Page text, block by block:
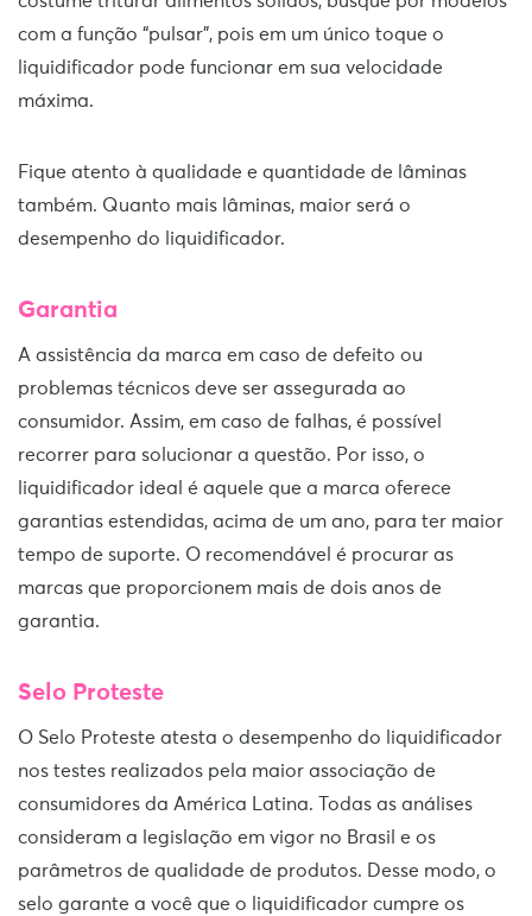
com a função “pulsar”, pois em um único toque o
liquidificador pode funcionar em sua velocidade
máxima.
Fique atento à qualidade e quantidade de lâminas
também. Quanto mais lâminas, maior será o
desempenho do liquidificador.
Garantia
A assistência da marca em caso de defeito ou
problemas técnicos deve ser assegurada ao
consumidor. Assim, em caso de falhas, é possível
recorrer para solucionar a questão. Por isso, o
liquidificador ideal é aquele que a marca oferece
garantias estendidas, acima de um ano, para ter maior
tempo de suporte. O recomendável é procurar as
marcas que proporcionem mais de dois anos de
garantia.
Selo Proteste
O Selo Proteste atesta o desempenho do liquidificador
nos testes realizados pela maior associação de
consumidores da América Latina. Todas as análises
consideram a legislação em vigor no Brasil e os
parâmetros de qualidade de produtos. Desse modo, o
selo garante a você que o liquidificador cumpre os